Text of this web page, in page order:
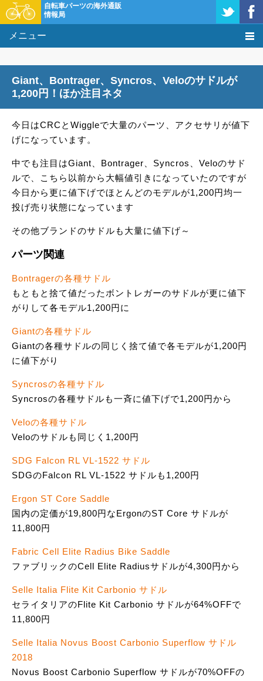
自転車パーツの海外通販
情報局
メニュー
タレコミ掲示板
クーポン＆セール
激安情報
Giant、Bontrager、Syncros、Veloのサドルが
1,200円！ほか注目ネタ
今日はCRCとWiggleで大量のパーツ、アクセサリが値下
げになっています。
中でも注目はGiant、Bontrager、Syncros、Veloのサド
ルで、こちら以前から大幅値引きになっていたのですが
今日から更に値下げでほとんどのモデルが1,200円均一
投げ売り状態になっています
その他ブランドのサドルも大量に値下げ～
パーツ関連
Bontragerの各種サドル
もともと捨て値だったボントレガーのサドルが更に値下
がりして各モデル1,200円に
Giantの各種サドル
Giantの各種サドルの同じく捨て値で各モデルが1,200円
に値下がり
Syncrosの各種サドル
Syncrosの各種サドルも一斉に値下げで1,200円から
Veloの各種サドル
Veloのサドルも同じく1,200円
SDG Falcon RL VL-1522 サドル
SDGのFalcon RL VL-1522 サドルも1,200円
Ergon ST Core Saddle
国内の定価が19,800円なErgonのST Core サドルが
11,800円
Fabric Cell Elite Radius Bike Saddle
ファブリックのCell Elite Radiusサドルが4,300円から
Selle Italia Flite Kit Carbonio サドル
セライタリアのFlite Kit Carbonio サドルが64%OFFで
11,800円
Selle Italia Novus Boost Carbonio Superflow サドル
2018
Novus Boost Carbonio Superflow サドルが70%OFFの